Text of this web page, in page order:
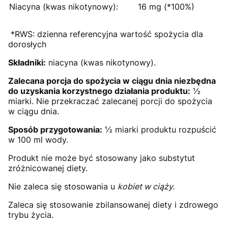
Niacyna (kwas nikotynowy): 16 mg (*100%)
*RWS: dzienna referencyjna wartość spożycia dla
dorosłych
Składniki: niacyna (kwas nikotynowy).
Zalecana porcja do spożycia w ciągu dnia niezbędna
do uzyskania korzystnego działania produktu: ½
miarki. Nie przekraczać zalecanej porcji do spożycia
w ciągu dnia.
Sposób przygotowania: ½ miarki produktu rozpuścić
w 100 ml wody.
Produkt nie może być stosowany jako substytut
zróżnicowanej diety.
Nie zaleca się stosowania u kobiet w ciąży.
Zaleca się stosowanie zbilansowanej diety i zdrowego
trybu życia.